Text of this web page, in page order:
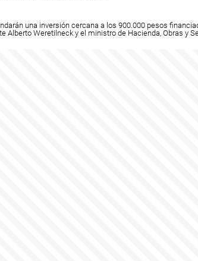
una inversión cercana a los 900.000 pesos
Alberto Weretilneck y el ministro de Hacienda, Obras y